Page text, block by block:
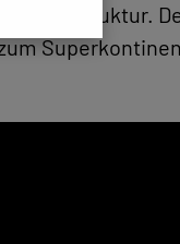
Struktur.